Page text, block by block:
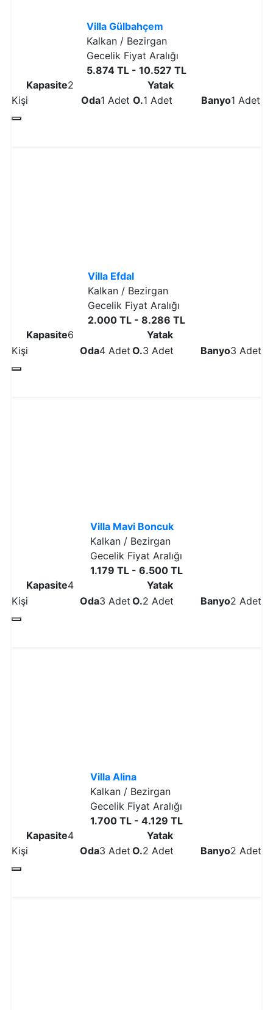
Villa Gülbahçem
Kalkan / Bezirgan
Gecelik Fiyat Aralığı
5.874 TL - 10.527 TL
Kapasite2
Kişi
Oda1 Adet
Yatak
O.1 Adet Banyo1 Adet
Villa Efdal
Kalkan / Bezirgan
Gecelik Fiyat Aralığı
2.000 TL - 8.286 TL
Kapasite6
Kişi
Oda4 Adet
Yatak
O.3 Adet Banyo3 Adet
Villa Mavi Boncuk
Kalkan / Bezirgan
Gecelik Fiyat Aralığı
1.179 TL - 6.500 TL
Kapasite4
Kişi
Oda3 Adet
Yatak
O.2 Adet Banyo2 Adet
Villa Alina
Kalkan / Bezirgan
Gecelik Fiyat Aralığı
1.700 TL - 4.129 TL
Kapasite4
Kişi
Oda3 Adet
Yatak
O.2 Adet Banyo2 Adet